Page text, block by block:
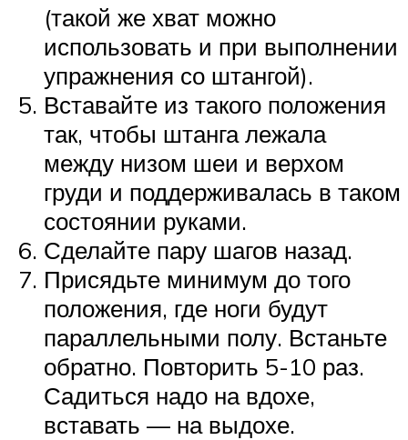
(такой же хват можно
использовать и при выполнении
упражнения со штангой).
Вставайте из такого положения
так, чтобы штанга лежала
между низом шеи и верхом
груди и поддерживалась в таком
состоянии руками.
Сделайте пару шагов назад.
Присядьте минимум до того
положения, где ноги будут
параллельными полу. Встаньте
обратно. Повторить 5-10 раз.
Садиться надо на вдохе,
вставать — на выдохе.